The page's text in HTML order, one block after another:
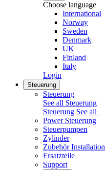
Choose language
International
Norway
Sweden
Denmark
UK
Finland
Italy
Login
Steuerung
Steuerung
See all Steuerung
Steuerung See all
Power Steuerung
Steuerpumpen
Zylinder
Zubehör Installation
Ersatzteile
Support